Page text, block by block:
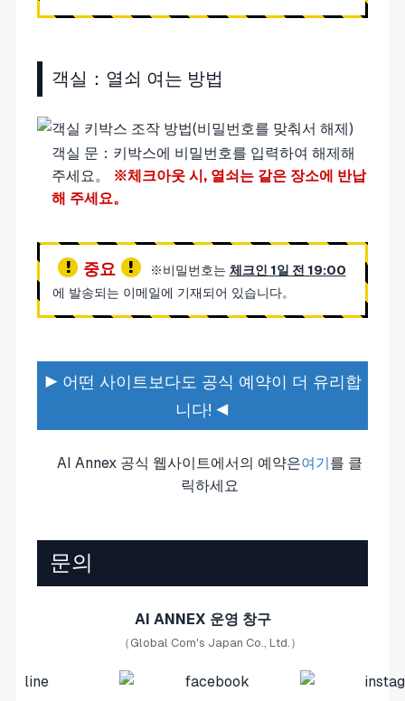
객실：열쇠 여는 방법
객실 문：키박스에 비밀번호를 입력하여 해제해
주세요。
※체크아웃 시, 열쇠는 같은 장소에 반납
해 주세요。
중요 ※비밀번호는 체크인 1일 전 19:00
에 발송되는 이메일에 기재되어 있습니다。
▶ 어떤 사이트보다도 공식 예약이 더 유리합
니다! ◀
AI Annex 공식 웹사이트에서의 예약은여기를 클
릭하세요
문의
AI ANNEX 운영 창구
（Global Com's Japan Co., Ltd.）